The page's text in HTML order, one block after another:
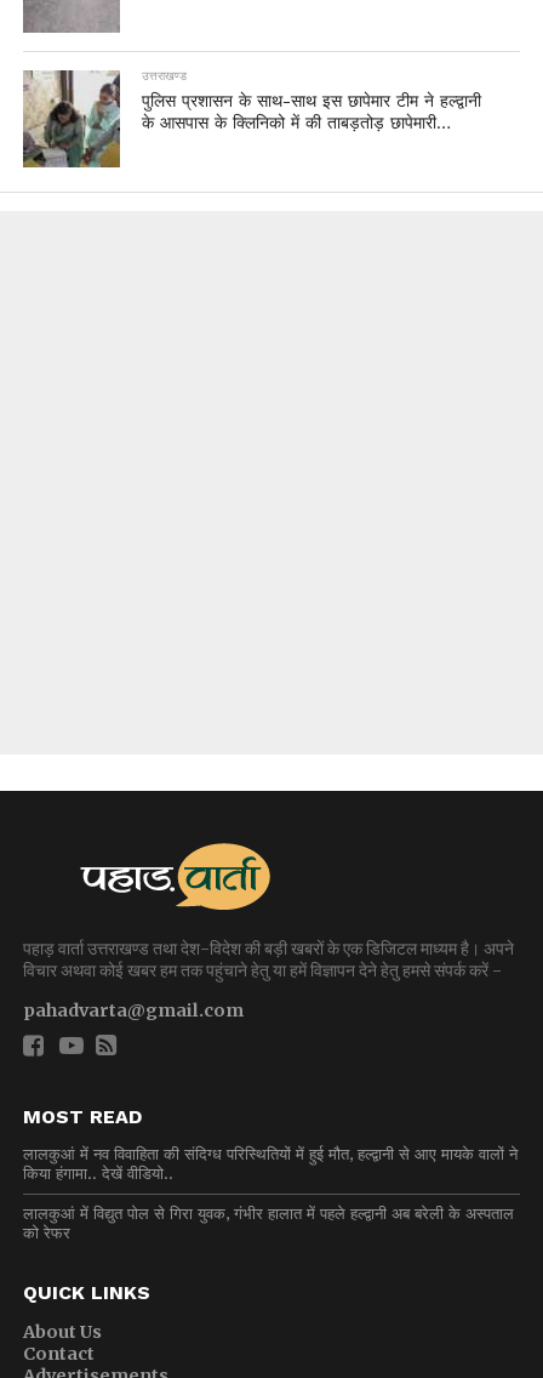
उत्तराखण्ड
पुलिस प्रशासन के साथ-साथ इस छापेमार टीम ने हल्द्वानी
के आसपास के क्लिनिको में की ताबड़तोड़ छापेमारी…
पहाड़ वार्ता उत्तराखण्ड तथा देश-विदेश की बड़ी खबरों के एक डिजिटल माध्यम है। अपने
विचार अथवा कोई खबर हम तक पहुंचाने हेतु या हमें विज्ञापन देने हेतु हमसे संपर्क करें -
pahadvarta@gmail.com
MOST READ
लालकुआं में नव विवाहिता की संदिग्ध परिस्थितियों में हुई मौत, हल्द्वानी से आए मायके वालों ने
किया हंगामा.. देखें वीडियो..
लालकुआं में विद्युत पोल से गिरा युवक, गंभीर हालात में पहले हल्द्वानी अब बरेली के अस्पताल
को रेफर
QUICK LINKS
About Us
Contact